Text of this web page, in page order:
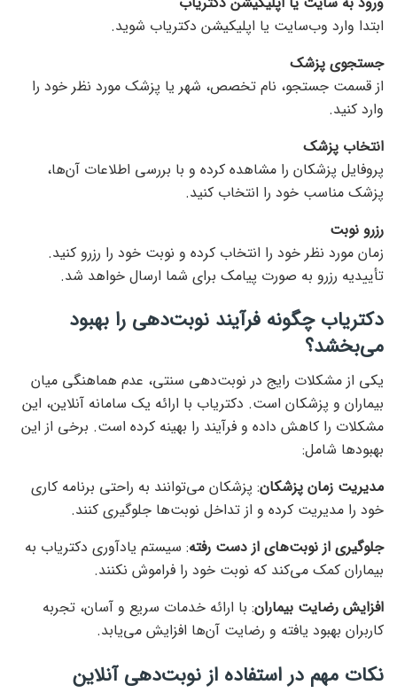
ابتدا وارد وب‌سایت یا اپلیکیشن دکتریاب شوید.
جستجوی پزشک
از قسمت جستجو، نام تخصص، شهر یا پزشک مورد نظر خود را
وارد کنید.
انتخاب پزشک
پروفایل پزشکان را مشاهده کرده و با بررسی اطلاعات آن‌ها،
پزشک مناسب خود را انتخاب کنید.
رزرو نوبت
زمان مورد نظر خود را انتخاب کرده و نوبت خود را رزرو کنید.
تأییدیه رزرو به صورت پیامک برای شما ارسال خواهد شد.
دکتریاب چگونه فرآیند نوبت‌دهی را بهبود
می‌بخشد؟
یکی از مشکلات رایج در نوبت‌دهی سنتی، عدم هماهنگی میان
بیماران و پزشکان است. دکتریاب با ارائه یک سامانه آنلاین، این
مشکلات را کاهش داده و فرآیند را بهینه کرده است. برخی از این
بهبودها شامل:
مدیریت زمان پزشکان: پزشکان می‌توانند به راحتی برنامه کاری
خود را مدیریت کرده و از تداخل نوبت‌ها جلوگیری کنند.
جلوگیری از نوبت‌های از دست رفته: سیستم یادآوری دکتریاب به
بیماران کمک می‌کند که نوبت خود را فراموش نکنند.
افزایش رضایت بیماران: با ارائه خدمات سریع و آسان، تجربه
کاربران بهبود یافته و رضایت آن‌ها افزایش می‌یابد.
نکات مهم در استفاده از نوبت‌دهی آنلاین